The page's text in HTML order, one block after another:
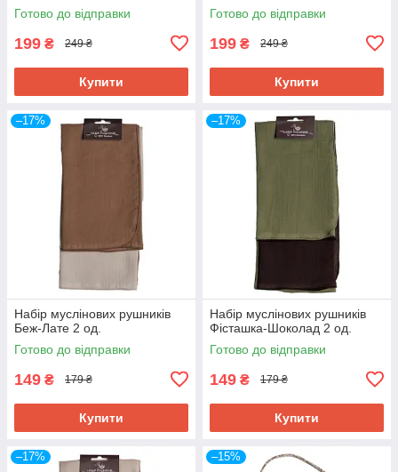
Готово до відправки
199 ₴ 249 ₴
Купити
Готово до відправки
199 ₴ 249 ₴
Купити
–17%
Набір муслінових рушників
Беж-Лате 2 од.
Готово до відправки
149 ₴ 179 ₴
Купити
–17%
Набір муслінових рушників
Фісташка-Шоколад 2 од.
Готово до відправки
149 ₴ 179 ₴
Купити
–17% –15%